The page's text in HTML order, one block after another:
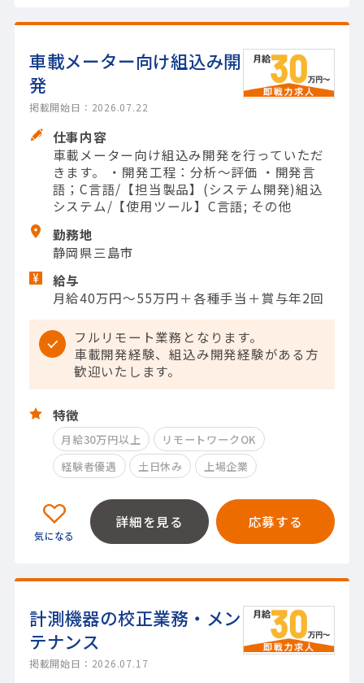
車載メーター向け組込み開
発
掲載開始日：2026.07.22
仕事内容
車載メーター向け組込み開発を行っていただ
きます。 ・開発工程：分析～評価 ・開発言
語；C言語/【担当製品】(システム開発)組込
システム/【使用ツール】C言語; その他
勤務地
静岡県三島市
給与
月給40万円～55万円＋各種手当＋賞与年2回
フルリモート業務となります。
車載開発経験、組込み開発経験がある方
歓迎いたします。
特徴
月給30万円以上
リモートワークOK
経験者優遇
土日休み 上場企業
詳細を見る 応募する
計測機器の校正業務・メン
テナンス
掲載開始日：2026.07.17